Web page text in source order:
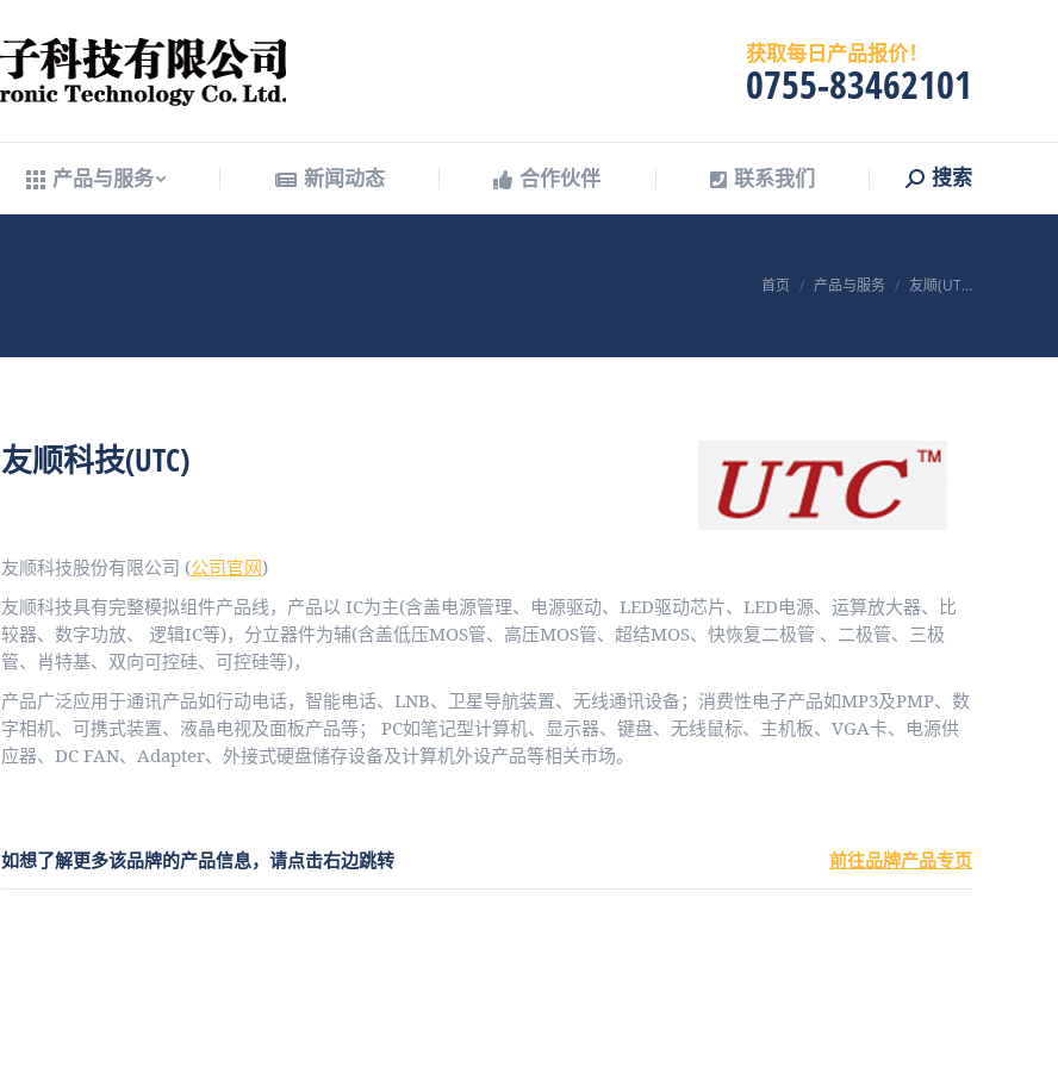
获取每日产品报价！
0755-83462101
产品与服务 新闻动态 合作伙伴 联系我们 Search:
搜索
您在这里：
首页 产品与服务 友顺(UT…
友顺科技(UTC)
友顺科技股份有限公司 (公司官网)
友顺科技具有完整模拟组件产品线，产品以 IC为主(含盖电源管理、电源驱动、LED驱动芯片、LED电源、运算放大器、比
较器、数字功放、 逻辑IC等)，分立器件为辅(含盖低压MOS管、高压MOS管、超结MOS、快恢复二极管 、二极管、三极
管、肖特基、双向可控硅、可控硅等)，
产品广泛应用于通讯产品如行动电话，智能电话、LNB、卫星导航装置、无线通讯设备；消费性电子产品如MP3及PMP、数
字相机、可携式装置、液晶电视及面板产品等； PC如笔记型计算机、显示器、键盘、无线鼠标、主机板、VGA卡、电源供
应器、DC FAN、Adapter、外接式硬盘储存设备及计算机外设产品等相关市场。
如想了解更多该品牌的产品信息，请点击右边跳转 前往品牌产品专页
产品与服务 联系我们